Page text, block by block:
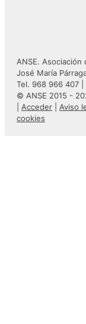
ANSE.
José María
Tel. 968 966 407 |
© ANSE 2015 -
Acceder Aviso
cookies